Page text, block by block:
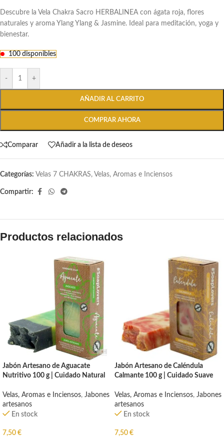
Descubre la Vela Chakra Sacro HERBALINEA con ágata roja, flores
naturales y aroma Ylang Ylang & Jasmine. Ideal para meditación, yoga y
bienestar.
100 disponibles
- +
AÑADIR AL CARRITO
COMPRAR AHORA
Comparar Añadir a la lista de deseos
Categorías: Velas 7 CHAKRAS, Velas, Aromas e Inciensos
Compartir:
Productos relacionados
Jabón Artesano de Aguacate
Nutritivo 100 g | Cuidado Natural
Velas, Aromas e Inciensos, Jabones
artesanos
En stock
7,50 €
Jabón Artesano de Caléndula
Calmante 100 g | Cuidado Suave
Velas, Aromas e Inciensos, Jabones
artesanos
En stock
7,50 €